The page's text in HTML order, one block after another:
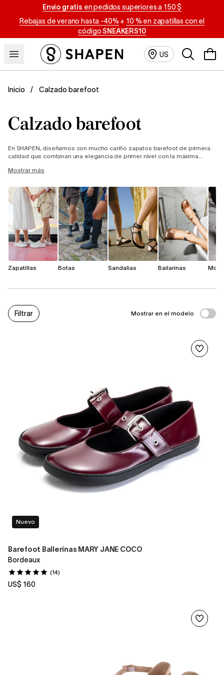
Envío gratis en pedidos superiores a 150 $
Rebajas de verano hasta -40% + 10 % en zapatillas con el
códigoSNEAKERS10
US Buscar
Inicio Calzado barefoot
Calzado barefoot
En SHAPEN, diseñamos con mucho cariño zapatos barefoot de primera
calidad que combinan una elegancia de primer nivel con la máxima
barefoot con estilo y elegantes bailarinas barefoot hasta zapatillas
Nos enorgullece presentarte nuestras exclusivas alpargatas barefoot,
las primeras del mundo, con las que disfrutarás de una auténtica
sensación de libertad. Más información sobre la promoción
"Envío
gratuito" aquí.
Mostrar más
Zapatillas Botas Sandalias Bailarinas
Filtrar Mostrar en el modelo
Nuevo
Barefoot Ballerinas MARY JANE COCO
Bordeaux
(14)
US$ 160